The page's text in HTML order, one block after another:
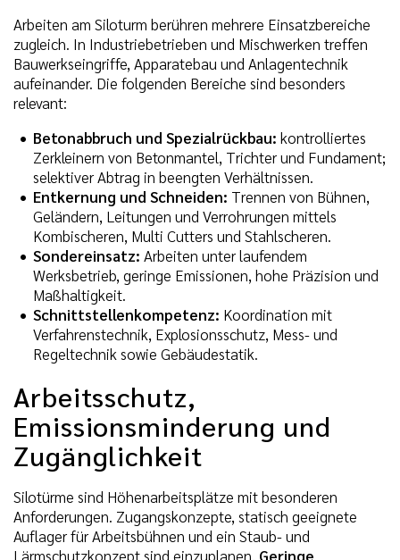
Arbeiten am Siloturm berühren mehrere Einsatzbereiche
zugleich. In Industriebetrieben und Mischwerken treffen
Bauwerkseingriffe, Apparatebau und Anlagentechnik
aufeinander. Die folgenden Bereiche sind besonders
relevant:
Betonabbruch und Spezialrückbau: kontrolliertes
Zerkleinern von Betonmantel, Trichter und Fundament;
selektiver Abtrag in beengten Verhältnissen.
Entkernung und Schneiden: Trennen von Bühnen,
Geländern, Leitungen und Verrohrungen mittels
Kombischeren, Multi Cutters und Stahlscheren.
Sondereinsatz: Arbeiten unter laufendem
Werksbetrieb, geringe Emissionen, hohe Präzision und
Maßhaltigkeit.
Schnittstellenkompetenz: Koordination mit
Verfahrenstechnik, Explosionsschutz, Mess- und
Regeltechnik sowie Gebäudestatik.
Arbeitsschutz,
Emissionsminderung und
Zugänglichkeit
Silotürme sind Höhenarbeitsplätze mit besonderen
Anforderungen. Zugangskonzepte, statisch geeignete
Auflager für Arbeitsbühnen und ein Staub- und
Lärmschutzkonzept sind einzuplanen. Geringe